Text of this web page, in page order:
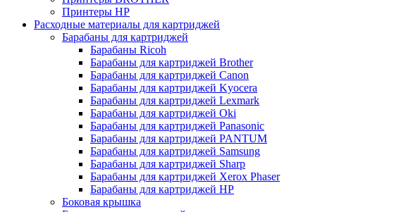
Принтеры HP
Расходные материалы для картриджей
Барабаны для картриджей
Барабаны Ricoh
Барабаны для картриджей Brother
Барабаны для картриджей Canon
Барабаны для картриджей Kyocera
Барабаны для картриджей Lexmark
Барабаны для картриджей Oki
Барабаны для картриджей Panasonic
Барабаны для картриджей PANTUM
Барабаны для картриджей Samsung
Барабаны для картриджей Sharp
Барабаны для картриджей Xerox Phaser
Барабаны для картриджей НР
Боковая крышка